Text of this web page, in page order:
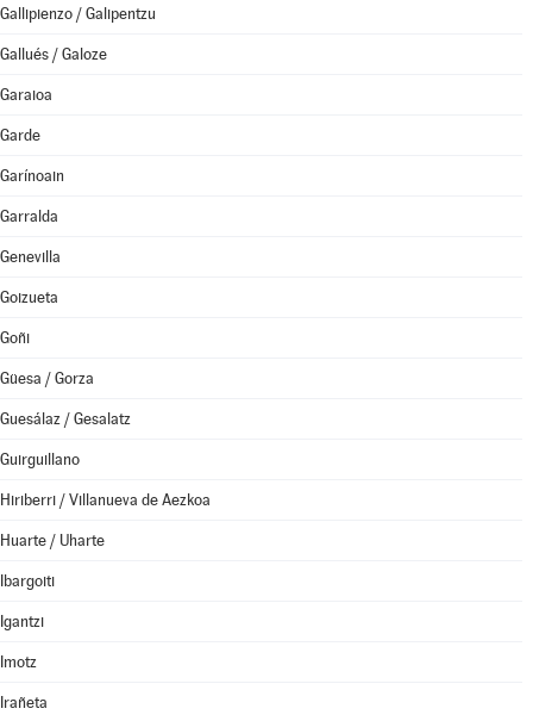
Gallipienzo / Galipentzu
Gallués / Galoze
Garaioa
Garde
Garínoain
Garralda
Genevilla
Goizueta
Goñi
Güesa / Gorza
Guesálaz / Gesalatz
Guirguillano
Hiriberri / Villanueva de Aezkoa
Huarte / Uharte
Ibargoiti
Igantzi
Imotz
Irañeta